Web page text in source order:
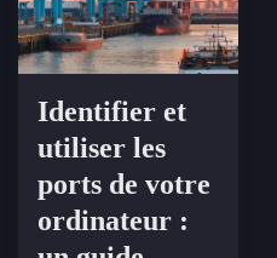
Identifier et
utiliser les
ports de votre
ordinateur :